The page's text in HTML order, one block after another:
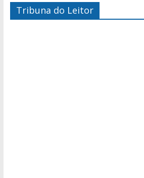
Tribuna do Leitor